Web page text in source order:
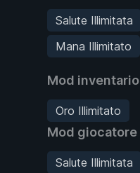
Salute Illimitata
Mana Illimitato
Mod inventario
Oro Illimitato
Mod giocatore
Salute Illimitata